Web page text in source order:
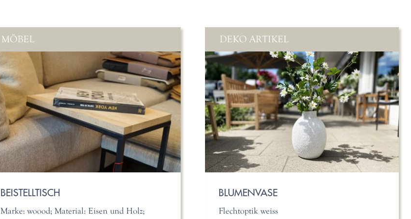
MÖBEL
BEISTELLTISCH
Marke: woood; Material: Eisen und Holz;
DEKO ARTIKEL
BLUMENVASE
Flechtoptik weiss